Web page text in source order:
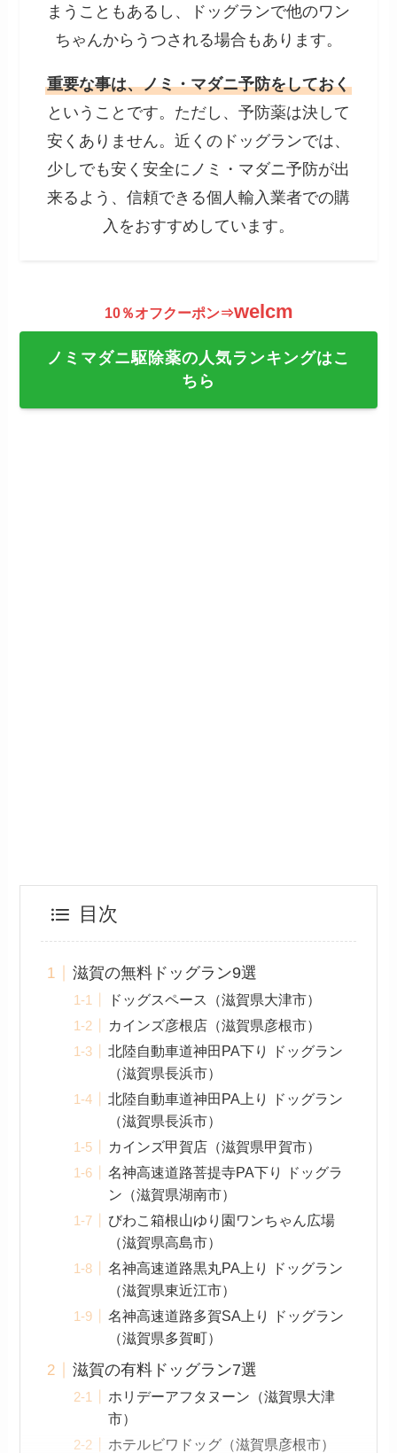
まうこともあるし、ドッグランで他のワン
ちゃんからうつされる場合もあります。
重要な事は、ノミ・マダニ予防をしておく
ということです。ただし、予防薬は決して
安くありません。近くのドッグランでは、
少しでも安く安全にノミ・マダニ予防が出
来るよう、信頼できる個人輸入業者での購
入をおすすめしています。
10％オフクーポン⇒welcm
ノミマダニ駆除薬の人気ランキングはこ
ちら
目次
滋賀の無料ドッグラン9選
ドッグスペース（滋賀県大津市）
カインズ彦根店（滋賀県彦根市）
北陸自動車道神田PA下り ドッグラン
（滋賀県長浜市）
北陸自動車道神田PA上り ドッグラン
（滋賀県長浜市）
カインズ甲賀店（滋賀県甲賀市）
名神高速道路菩提寺PA下り ドッグラ
ン（滋賀県湖南市）
びわこ箱根山ゆり園ワンちゃん広場
（滋賀県高島市）
名神高速道路黒丸PA上り ドッグラン
（滋賀県東近江市）
名神高速道路多賀SA上り ドッグラン
（滋賀県多賀町）
滋賀の有料ドッグラン7選
ホリデーアフタヌーン（滋賀県大津
市）
ホテルビワドッグ（滋賀県彦根市）